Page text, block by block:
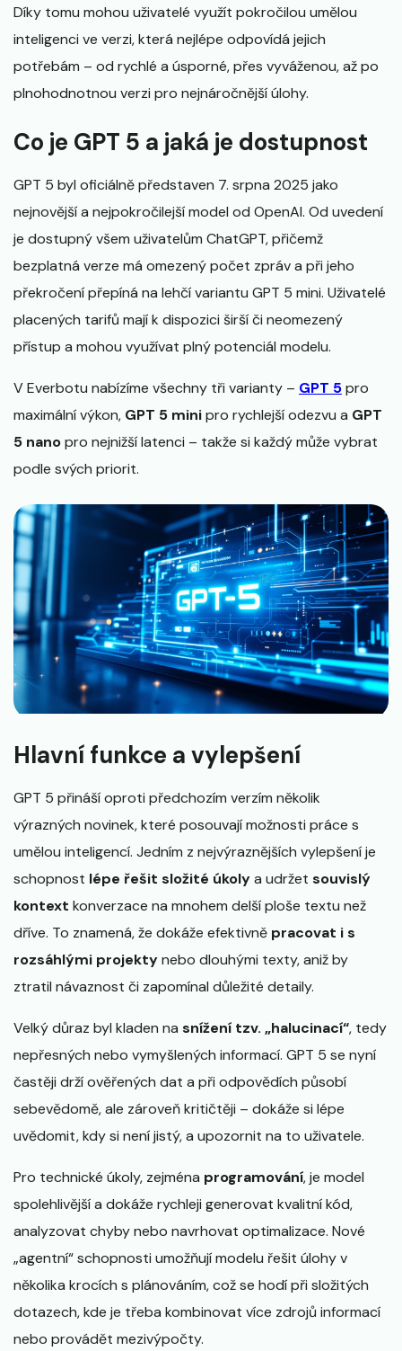
Díky tomu mohou uživatelé využít pokročilou umělou
inteligenci ve verzi, která nejlépe odpovídá jejich
potřebám – od rychlé a úsporné, přes vyváženou, až po
plnohodnotnou verzi pro nejnáročnější úlohy.
Co je GPT 5 a jaká je dostupnost
GPT 5 byl oficiálně představen 7. srpna 2025 jako
nejnovější a nejpokročilejší model od OpenAI. Od uvedení
je dostupný všem uživatelům ChatGPT, přičemž
bezplatná verze má omezený počet zpráv a při jeho
překročení přepíná na lehčí variantu GPT 5 mini. Uživatelé
placených tarifů mají k dispozici širší či neomezený
přístup a mohou využívat plný potenciál modelu.
V Everbotu nabízíme všechny tři varianty – GPT 5pro
maximální výkon, GPT 5 minipro rychlejší odezvu a GPT
5 nanopro nejnižší latenci – takže si každý může vybrat
podle svých priorit.
Hlavní funkce a vylepšení
GPT 5 přináší oproti předchozím verzím několik
výrazných novinek, které posouvají možnosti práce s
umělou inteligencí. Jedním z nejvýraznějších vylepšení je
schopnost lépe řešit složité úkolya udržet souvislý
kontext konverzace na mnohem delší ploše textu než
dříve. To znamená, že dokáže efektivně pracovat i s
rozsáhlými projektynebo dlouhými texty, aniž by
ztratil návaznost či zapomínal důležité detaily.
Velký důraz byl kladen na snížení tzv. „halucinací“, tedy
nepřesných nebo vymyšlených informací. GPT 5 se nyní
častěji drží ověřených dat a při odpovědích působí
sebevědomě, ale zároveň kritičtěji – dokáže si lépe
uvědomit, kdy si není jistý, a upozornit na to uživatele.
Pro technické úkoly, zejména programování, je model
spolehlivější a dokáže rychleji generovat kvalitní kód,
analyzovat chyby nebo navrhovat optimalizace. Nové
„agentní“ schopnosti umožňují modelu řešit úlohy v
několika krocích s plánováním, což se hodí při složitých
dotazech, kde je třeba kombinovat více zdrojů informací
nebo provádět mezivýpočty.